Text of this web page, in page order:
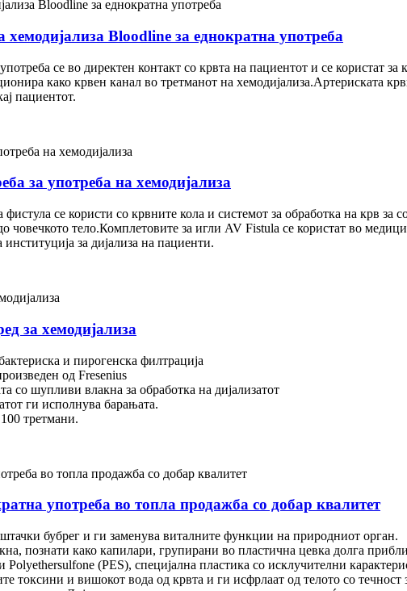
хемодијализа Bloodline за еднократна употреба
се во директен контакт со крвта на пациентот и се користат
како крвен канал во третманот на хемодијализа.Артериската
пациентот.
за употреба на хемодијализа
се користи со крвните кола и системот за обработка на крв
човечкото тело.Комплетовите за игли AV Fistula се користат во
за дијализа на пациенти.
за хемодијализа
и пирогенска филтрација
од Fresenius
со шупливи влакна за обработка на дијализатот
ги исполнува барањата.
третмани.
употреба во топла продажба со добар квалитет
бубрег и ги заменува виталните функции на природниот орган.
познати како капилари, групирани во пластична цевка долга
(PES), специјална пластика со исклучителни
токсини и вишокот вода од крвта и ги исфрлаат од телото со течност